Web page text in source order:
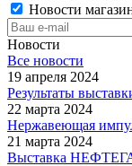
Новости
Новости
Все новости
19 апреля 2024
Результаты
22 марта 2024
Нержавеющая
21 марта 2024
Выставка